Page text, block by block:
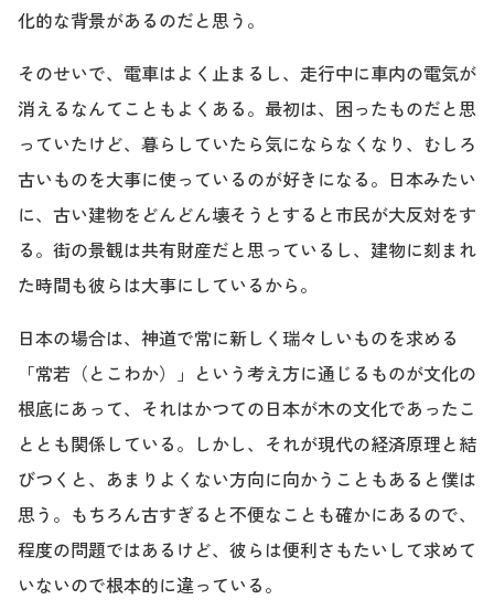
化的な背景があるのだと思う。
そのせいで、電車はよく止まるし、走行中に車内の電気が
消えるなんてこともよくある。最初は、困ったものだと思
っていたけど、暮らしていたら気にならなくなり、むしろ
古いものを大事に使っているのが好きになる。日本みたい
に、古い建物をどんどん壊そうとすると市民が大反対をす
る。街の景観は共有財産だと思っているし、建物に刻まれ
た時間も彼らは大事にしているから。
日本の場合は、神道で常に新しく瑞々しいものを求める
「常若（とこわか）」という考え方に通じるものが文化の
根底にあって、それはかつての日本が木の文化であったこ
ととも関係している。しかし、それが現代の経済原理と結
びつくと、あまりよくない方向に向かうこともあると僕は
思う。もちろん古すぎると不便なことも確かにあるので、
程度の問題ではあるけど、彼らは便利さもたいして求めて
いないので根本的に違っている。